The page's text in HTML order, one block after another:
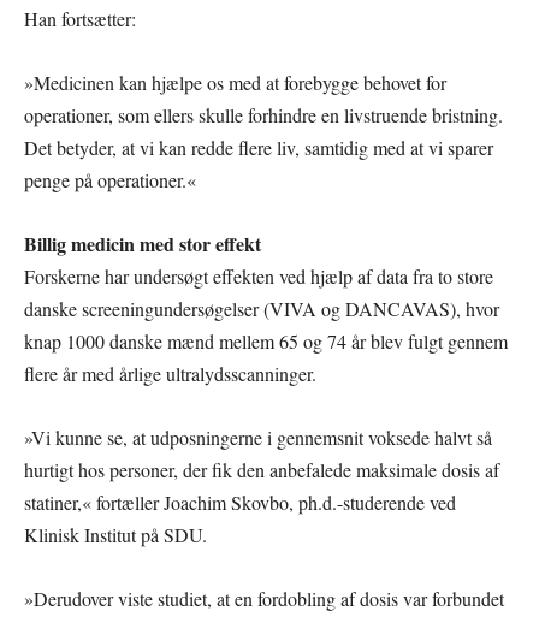
Han fortsætter:
»Medicinen kan hjælpe os med at forebygge behovet for
operationer, som ellers skulle forhindre en livstruende bristning.
Det betyder, at vi kan redde flere liv, samtidig med at vi sparer
penge på operationer.«
Billig medicin med stor effekt
Forskerne har undersøgt effekten ved hjælp af data fra to store
danske screeningundersøgelser (VIVA og DANCAVAS), hvor
knap 1000 danske mænd mellem 65 og 74 år blev fulgt gennem
flere år med årlige ultralydsscanninger.
»Vi kunne se, at udposningerne i gennemsnit voksede halvt så
hurtigt hos personer, der fik den anbefalede maksimale dosis af
statiner,« fortæller Joachim Skovbo, ph.d.-studerende ved
Klinisk Institut på SDU.
»Derudover viste studiet, at en fordobling af dosis var forbundet